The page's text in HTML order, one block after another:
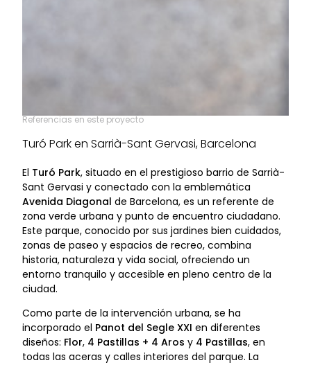
Referencias en este proyecto
Turó Park en Sarrià-Sant Gervasi, Barcelona
El Turó Park, situado en el prestigioso barrio de Sarrià-
Sant Gervasi y conectado con la emblemática
Avenida Diagonal de Barcelona, es un referente de
zona verde urbana y punto de encuentro ciudadano.
Este parque, conocido por sus jardines bien cuidados,
zonas de paseo y espacios de recreo, combina
historia, naturaleza y vida social, ofreciendo un
entorno tranquilo y accesible en pleno centro de la
ciudad.
Como parte de la intervención urbana, se ha
incorporado el Panot del Segle XXI en diferentes
diseños: Flor, 4 Pastillas + 4 Aros y 4 Pastillas, en
todas las aceras y calles interiores del parque. La